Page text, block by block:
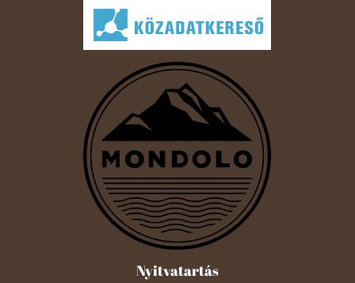
Nyitvatartás